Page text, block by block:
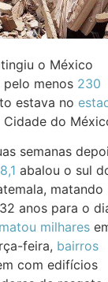
o México
menos 230
estava no
Cidade do
semanas
abalou o sul
matando
anos para o
milhares
feira, bairros
com edifícios